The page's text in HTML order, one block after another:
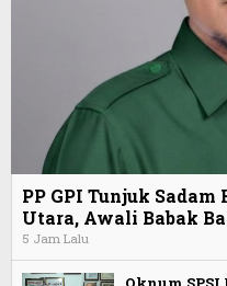
PP GPI Tunjuk
Utara, Awali Babak
5 Jam Lalu